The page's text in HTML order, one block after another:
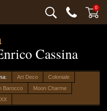
0
Cassina
: Art Deco
Coloniale
Barocco
Moon Charme
XX